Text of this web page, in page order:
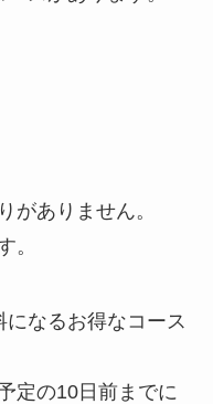
がありません。
。
なるお得なコース
定の10日前までに